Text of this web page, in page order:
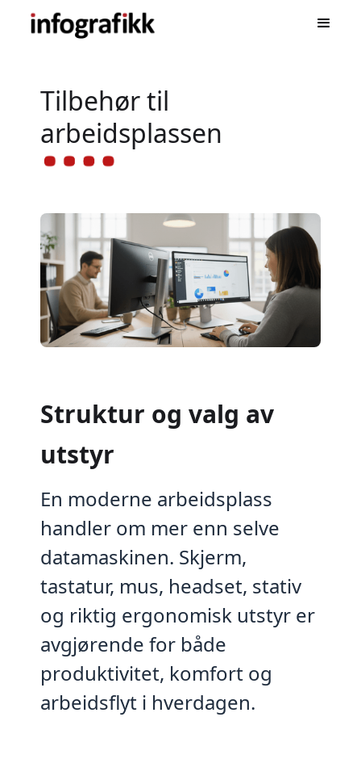
Tilbehør til
arbeidsplassen
Struktur og valg av
utstyr
En moderne arbeidsplass
handler om mer enn selve
datamaskinen. Skjerm,
tastatur, mus, headset, stativ
og riktig ergonomisk utstyr er
avgjørende for både
produktivitet, komfort og
arbeidsflyt i hverdagen.